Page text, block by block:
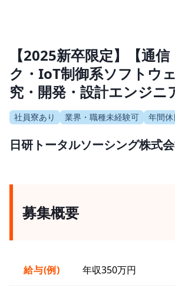
【2025新卒限定】【通
ク・IoT制御系ソフトウ
究・開発・設計エンジニ
社員寮あり 業界・職種未経験可 年間
日研トータルソーシング株式
募集概要
給与(例) 年収350万円